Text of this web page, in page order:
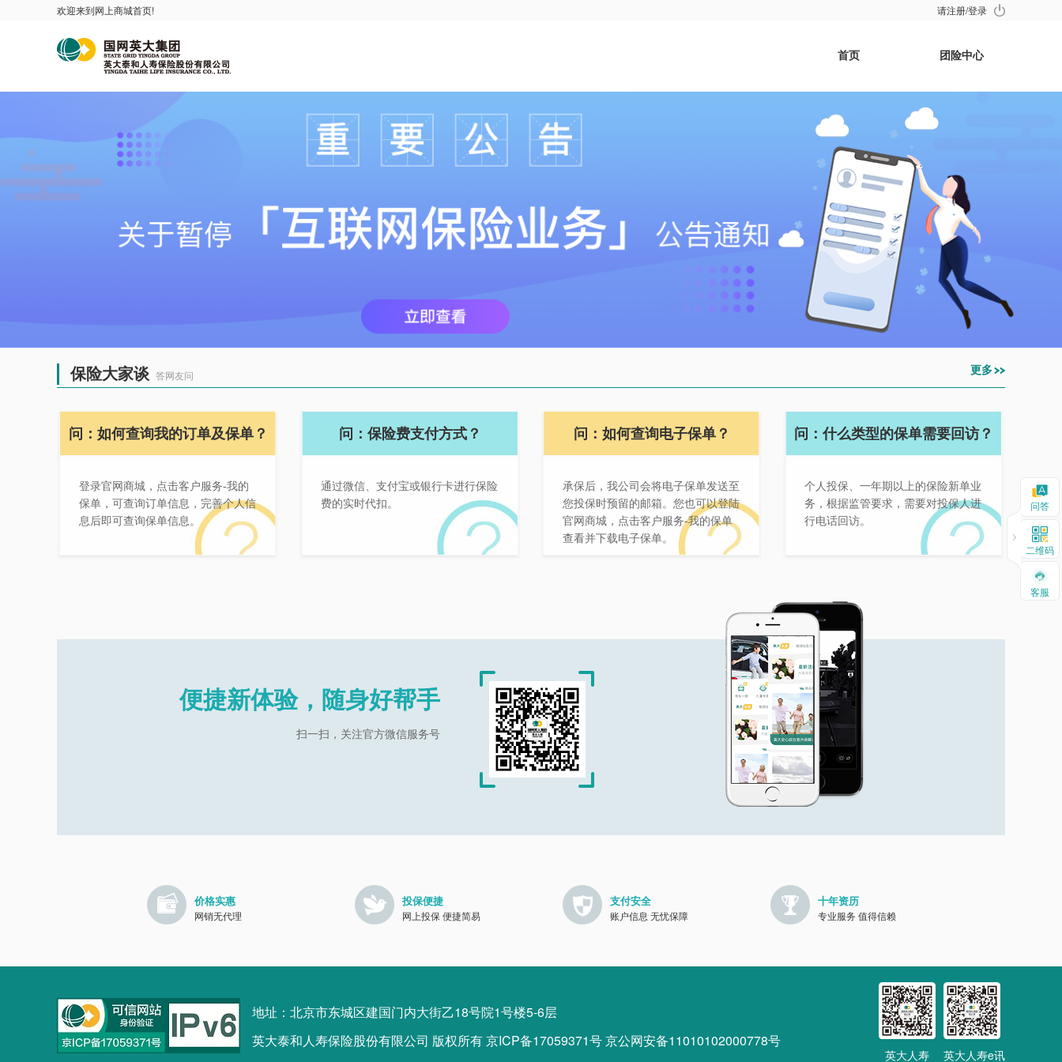
欢迎来到网上商城首页! 请注册/登录
首页 团险中心
保险大家谈 答网友问 更多
问：如何查询我的订单及保单？
登录官网商城，点击客户服务-我的
保单，可查询订单信息，完善个人信
息后即可查询保单信息。
问：保险费支付方式？
通过微信、支付宝或银行卡进行保险
费的实时代扣。
问：如何查询电子保单？
承保后，我公司会将电子保单发送至
您投保时预留的邮箱。您也可以登陆
官网商城，点击客户服务-我的保单
查看并下载电子保单。
问：什么类型的保单需要回访？
个人投保、一年期以上的保险新单业
务，根据监管要求，需要对投保人进
行电话回访。
便捷新体验，随身好帮手
扫一扫，关注官方微信服务号
价格实惠
网销无代理
投保便捷
网上投保 便捷简易
支付安全
账户信息 无忧保障
十年资历
专业服务 值得信赖
问答
二维码
客服
地址：北京市东城区建国门内大街乙18号院1号楼5-6层
英大泰和人寿保险股份有限公司 版权所有 京ICP备17059371号 京公网安备11010102000778号
英大人寿 英大人寿e讯